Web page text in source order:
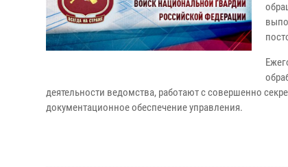
деятельности ведомства, работают с совершенно
документационное обеспечение управления.